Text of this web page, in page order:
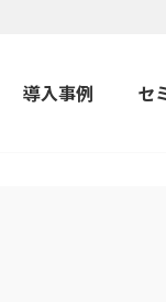
導入事例 セ